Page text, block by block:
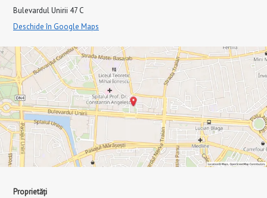
Bulevardul Unirii 47 C
Deschide în Google Maps
Proprietăți